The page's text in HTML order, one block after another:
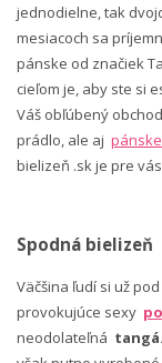
jednodielne, tak
mesiacoch sa
pánske od značiek
cieľom je, aby ste si
Váš obľúbený
prádlo, ale aj
bielizeň .sk je pre
Spodná bielizeň
Väčšina ľudí si už
provokujúce sexy
neodolateľná tangá.